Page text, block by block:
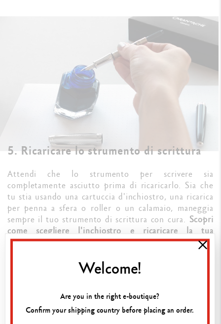
5. Ricaricare lo strumento di scrittura
Attendi che lo strumento per scrivere sia
completamente asciutto prima di ricaricarlo. Sia che
tu stia usando una cartuccia d'inchiostro, una ricarica
per penna a sfera o roller o un calamaio, maneggia
sempre il tuo strumento di scrittura con cura. Scopri
come scegliere l'inchiostro e ricaricare la tua
stilografica.
Il nostro consiglio:utilizza regolarmente la tua
evitare che la punta o il becco si blocchino.
Utilizzandola ogni giorno, eviterai che l'inchiostro si
Welcome!
Are you in the right e-boutique?
Confirm your shipping country before placing an order.